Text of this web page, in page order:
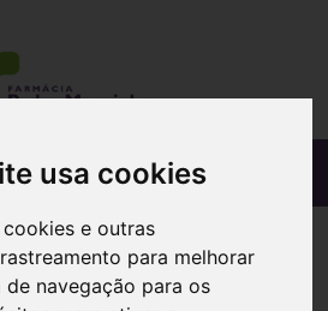
usa cookies
e outras
para melhorar
de navegação para os